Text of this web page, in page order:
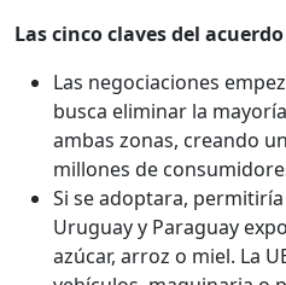
Las cinco claves del
Las negociaciones
busca eliminar la
ambas zonas, creando
millones de
Si se adoptara,
Uruguay y Paraguay
azúcar, arroz o miel. La